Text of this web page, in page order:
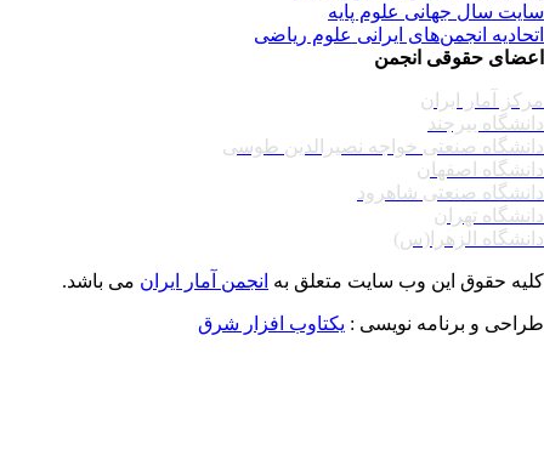
سال جهانی علوم پایه
انجمن‌های ایرانی علوم ریاضی
حقوقی انجمن
آمار ایران
بیرجند
صنعتی خواجه نصیرالدین طوسی
اصفهان
صنعتی شاهرود
تهران
الزهرا(س)
حقوق این وب سایت متعلق بهانجمن آمار ایرانمی باشد.
و برنامه نویسی : یکتاوب افزار شرق